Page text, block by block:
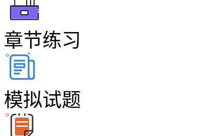
章节练习
模拟试题